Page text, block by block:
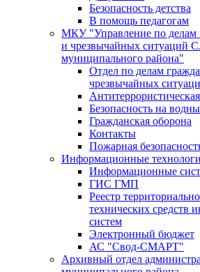
Безопасность детства
В помощь педагогам
МКУ "Управление по делам
и чрезвычайных ситуаций
муниципального района"
Отдел по делам
чрезвычайных
Безопасность на
Гражданская оборона
Контакты
Пожарная
Информационные
Информационные
ГИС ГМП
Реестр
технических средств
систем
Электронный бюджет
АС "Свод-СМАРТ"
Архивный отдел